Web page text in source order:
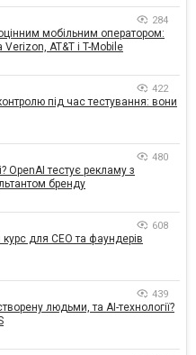
284
мобільним оператором:
Verizon, AT&T і T-Mobile
422
під час тестування: вони
480
OpenAI тестує рекламу з
бренду
608
для CEO та фаундерів
439
людьми, та AI-технології?